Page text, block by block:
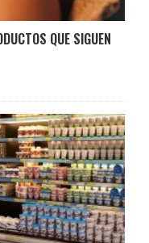
QUE SIGUEN